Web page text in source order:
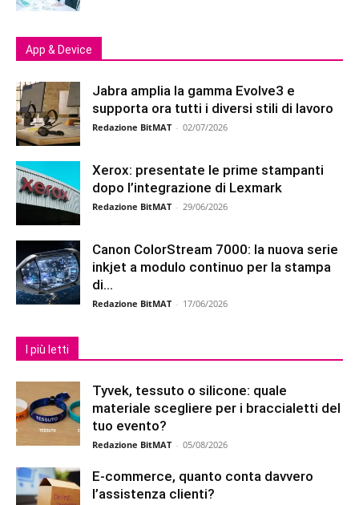
App & Device
Jabra amplia la gamma Evolve3 e
supporta ora tutti i diversi stili di lavoro
Redazione BitMAT - 02/07/2026
Xerox: presentate le prime stampanti
dopo l’integrazione di Lexmark
Redazione BitMAT - 29/06/2026
Canon ColorStream 7000: la nuova serie
inkjet a modulo continuo per la stampa
di...
Redazione BitMAT - 17/06/2026
I più letti
Tyvek, tessuto o silicone: quale
materiale scegliere per i braccialetti del
tuo evento?
Redazione BitMAT - 05/08/2026
E-commerce, quanto conta davvero
l’assistenza clienti?